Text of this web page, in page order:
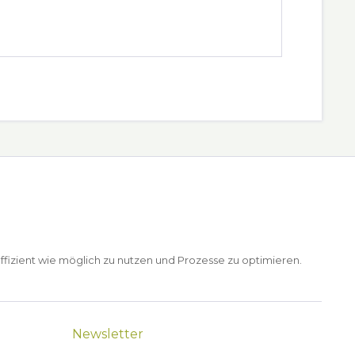
wie möglich zu nutzen und Prozesse zu optimieren.
Newsletter